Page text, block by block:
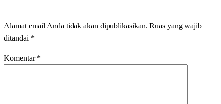
Alamat email Anda tidak akan dipublikasikan. Ruas yang wajib
ditandai *
Komentar *